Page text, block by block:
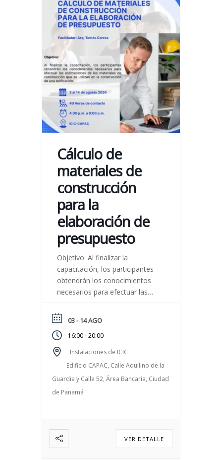
Cálculo de
materiales de
construcción
para la
elaboración de
presupuesto
Objetivo: Al finalizar la
capacitación, los participantes
obtendrán los conocimientos
necesarios para efectuar las
de construcción que se utilizan
en la construcción de una
edificación. Facilitadores: Arq.
Tomás Correa Inversión:
Miembros de CAPAC B/.256.80
Particulares B/.272.85 Fecha: 3
al 14 de agosto de 2026
Horario: 4:00 p.m. a 8:00 p.m.
03 - 14 AGO
16:00-20:00
Instalaciones de ICIC
Edificio CAPAC, Calle Aquilino de la
Guardia y Calle 52, Área Bancaria, Ciudad
de Panamá
VER DETALLE